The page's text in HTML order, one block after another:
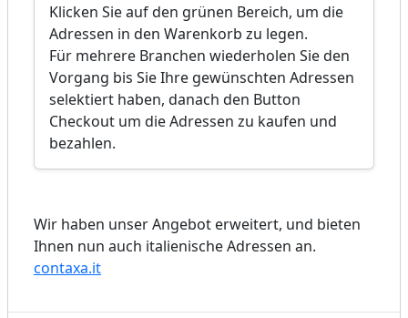
Klicken Sie auf den grünen Bereich, um die
Adressen in den Warenkorb zu legen.
Für mehrere Branchen wiederholen Sie den
Vorgang bis Sie Ihre gewünschten Adressen
selektiert haben, danach den Button
Checkout um die Adressen zu kaufen und
bezahlen.
Wir haben unser Angebot erweitert, und bieten
Ihnen nun auch italienische Adressen an.
contaxa.it